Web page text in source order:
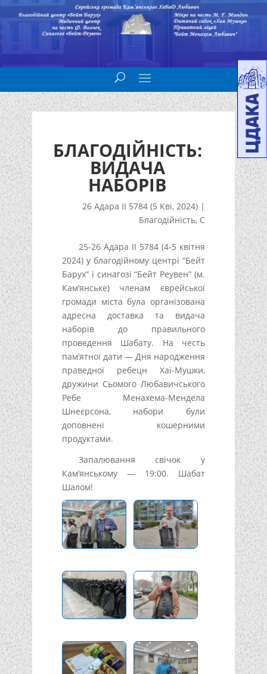
БЛАГОДІЙНІСТЬ:
ВИДАЧА
НАБОРІВ
26 Адара II 5784 (5 Кві, 2024) |
Благодійність, С
25-26 Адара II 5784 (4-5 квітня
2024) у благодійному центрі “Бейт
Барух” і синагозі “Бейт Реувен” (м.
Кам’янське) членам єврейської
громади міста була організована
адресна доставка та видача
наборів до правильного
проведення Шабату. На честь
пам’ятної дати — Дня народження
праведної ребецн Хаї-Мушки,
дружини Сьомого Любавичського
Ребе Менахема-Мендела
Шнеєрсона, набори були
доповнені кошерними
продуктами.
Запалювання свічок у
Кам’янському — 19:00. Шабат
Шалом!